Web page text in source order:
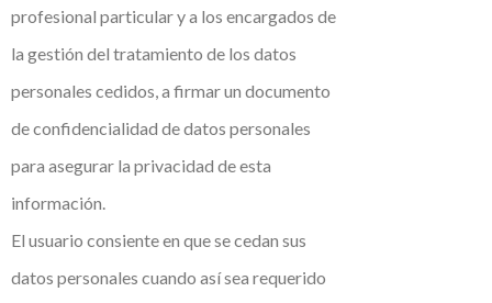
profesional particular y a los encargados de
la gestión del tratamiento de los datos
personales cedidos, a firmar un documento
de confidencialidad de datos personales
para asegurar la privacidad de esta
información.
El usuario consiente en que se cedan sus
datos personales cuando así sea requerido